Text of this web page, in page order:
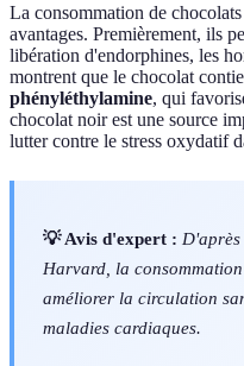
La consommation de
avantages. Premièrement, ils
libération d'endorphines, les
montrent que le chocolat
phényléthylamine, qui
chocolat noir est une source
lutter contre le stress oxydatif
💡 Avis d'expert :
Harvard, la
améliorer la circulation
maladies cardiaques.